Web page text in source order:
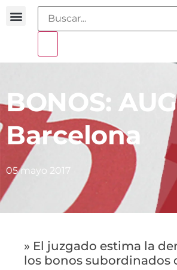
BONOS:
Barcelona
05 mayo 2017
» El juzgado estima la
los bonos subordinados